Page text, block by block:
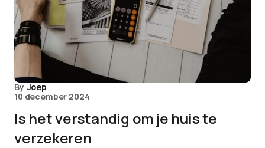
By Joep
10 december 2024
Is het verstandig om je huis te
verzekeren